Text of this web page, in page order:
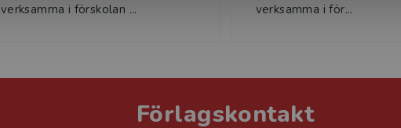
verksamma i förskolan ...
verksamma i för...
Förlagskontakt